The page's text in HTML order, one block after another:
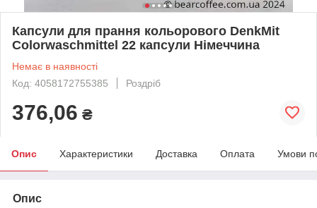
Капсули для прання кольорового DenkMit
Colorwaschmittel 22 капсули Німеччина
Немає в наявності
Код: 4058172755385
Роздріб
376,06 ₴
Опис Характеристики Доставка Оплата Умови
Опис